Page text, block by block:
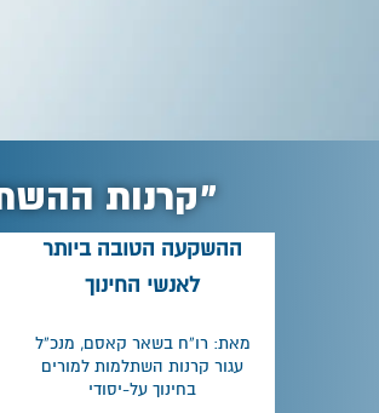
"קרנות
ההשקעה הטובה ביותר
לאנשי החינוך
מאת: רו”ח בשאר קאסם, מנכ”ל
עגור קרנות השתלמות למורים
בחינוך על-יסודי